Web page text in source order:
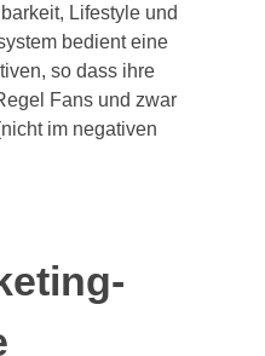
Lifestyle und
bedient eine
so dass ihre
Fans und zwar
im negativen